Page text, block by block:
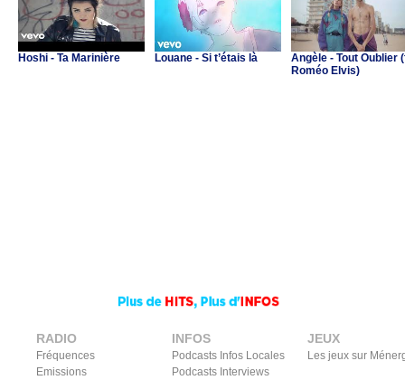
Hoshi - Ta Marinière Louane - Si t’étais là
Angèle - Tout Oublier
Roméo Elvis)
RADIO
Fréquences
Emissions
INFOS
Podcasts Infos Locales
Podcasts Interviews
JEUX
Les jeux sur